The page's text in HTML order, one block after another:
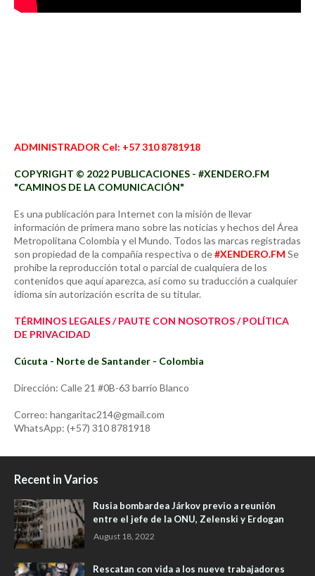
ADMINISTRADOR Cel: +57 310 8781918
COPYRIGHT © 2022 PUBLICACIONES - #XENDERO.FM
"CAMINOS DE LA COMUNICACIÓN"
Es una publicación para Internet con la misión de llevar
información de primera mano sobre las noticias y hechos del Área
Metropolitana Colombia y el Mundo. Todos las marcas registradas
son propiedad de la compañía respectiva o de#XENDERO.FM Se
prohíbe la reproducción total o parcial de cualquiera de los
contenidos que aquí aparezca, así como su traducción a cualquier
idioma sin autorización escrita de su titular.
TÉRMINOS LEGALES / PAUTE CON NOSOTROS / POLÍTICA
DE PRIVACIDAD
Cúcuta - Norte de Santander - Colombia
Dirección: Calle 21 #0B-63 barrio Blanco
Correo: hangaritac214@gmail.com
WhatsApp: (+57) 310 8781918
Recent in Varios
Rusia bombardea Járkov previo a reunión
entre el jefe de la ONU, Zelenski y Erdogan
August 18, 2022
Rescatan con vida a los nueve trabajadores